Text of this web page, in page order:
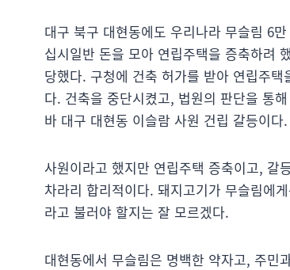
대구 북구 대현동에도 우리나라 무슬림 6
십시일반 돈을 모아 연립주택을 증축하려
당했다. 구청에 건축 허가를 받아 연립주
다. 건축을 중단시켰고, 법원의 판단을 통
바 대구 대현동 이슬람 사원 건립 갈등이다.
사원이라고 했지만 연립주택 증축이고, 갈
차라리 합리적이다. 돼지고기가 무슬림에
라고 불러야 할지는 잘 모르겠다.
대현동에서 무슬림은 명백한 약자고, 주민